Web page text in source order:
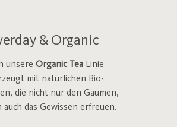
& Organic
unsere Organic Tea Linie
mit natürlichen Bio-
die nicht nur den Gaumen,
auch das Gewissen erfreuen.